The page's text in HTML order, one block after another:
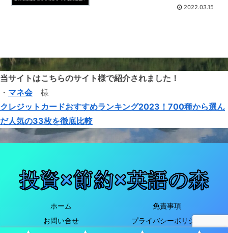
2022.03.15
当サイトはこちらのサイト様で紹介されました！
・ マネ会様
クレジットカードおすすめランキング2023！700種から選ん
だ人気の33枚を徹底比較
ホーム
免責事項
お問い合せ
プライバシーポリシー